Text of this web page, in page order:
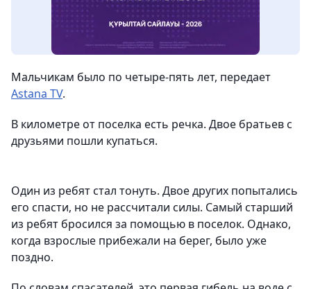
Мальчикам было по четыре-пять лет, передает
Astana TV.
В километре от поселка есть речка. Двое братьев с
друзьями пошли купаться.
Один из ребят стал тонуть. Двое других попытались
его спасти, но не рассчитали силы. Самый старший
из ребят бросился за помощью в поселок. Однако,
когда взрослые прибежали на берег, было уже
поздно.